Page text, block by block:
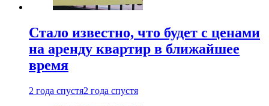
Стало известно, что будет с ценами
на аренду квартир в ближайшее
время
2 года спустя2 года спустя